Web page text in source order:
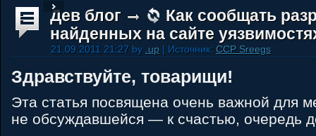
Дев блог
Как сообщать
найденных на сайте
21.09.2011 21:27 by .up | Источник: CCP Sreegs
Здравствуйте, товарищи!
Эта статья посвящена очень важной для
не обсуждавшейся — к счастью, очередь